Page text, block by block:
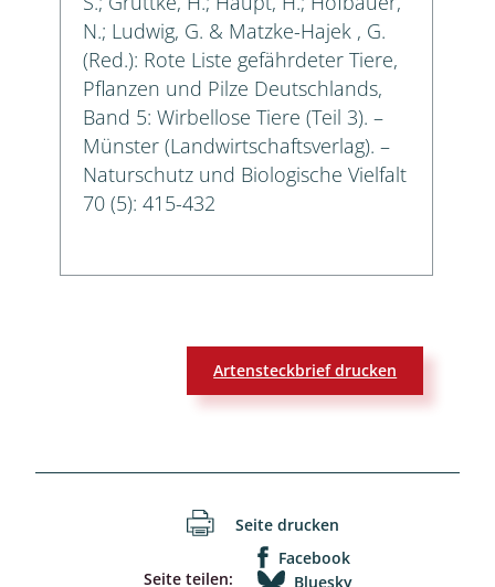
N.; Ludwig, G. & Matzke-Hajek , G.
(Red.): Rote Liste gefährdeter Tiere,
Pflanzen und Pilze Deutschlands,
Band 5: Wirbellose Tiere (Teil 3). –
Münster (Landwirtschaftsverlag). –
Naturschutz und Biologische Vielfalt
70 (5): 415-432
Artensteckbrief drucken
Seite drucken
Seite teilen:
Facebook
Bluesky